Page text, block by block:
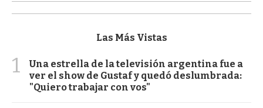
Las Más Vistas
1
Una estrella de la televisión argentina fue a
ver el show de Gustaf y quedó deslumbrada:
"Quiero trabajar con vos"